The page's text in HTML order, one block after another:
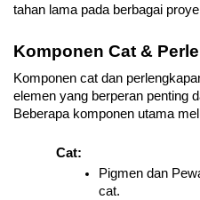
tahan lama pada berbagai
Komponen Cat &
Komponen cat dan
elemen yang berperan penting
Beberapa komponen utama
Cat:
Pigmen dan
cat.